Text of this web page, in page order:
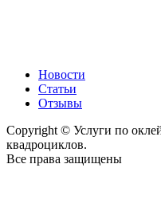
Новости
Статьи
Отзывы
Copyright © Услуги по
квадроциклов.
Все права защищены